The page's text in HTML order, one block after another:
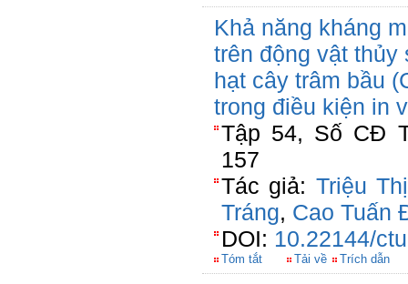
Khả năng kháng
trên động vật
hạt cây trâm bầu
trong điều kiện in
Tập 54, Số CĐ
157
Tác giả: Triệu
Tráng, Cao Tuấn
DOI: 10.22144/
Tóm tắt Tải về Trích dẫn